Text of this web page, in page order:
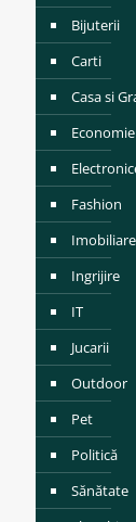
Bijuterii
Carti
Casa si
Economie
Fashion
Imobiliare
Ingrijire
IT
Jucarii
Outdoor
Pet
Politică
Sănătate